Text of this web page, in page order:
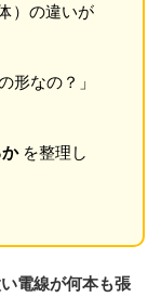
）の違いが
形なの？」
を整理し
電線が何本も張